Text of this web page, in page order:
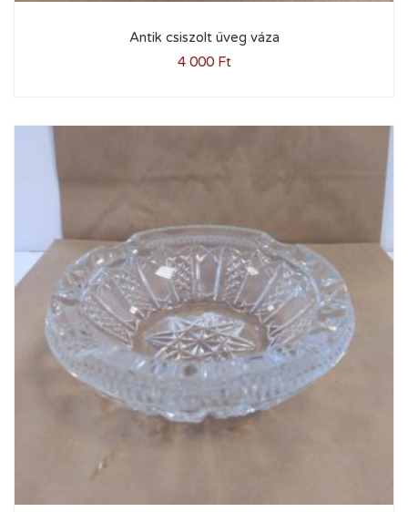
Antik csiszolt üveg váza
4 000 Ft